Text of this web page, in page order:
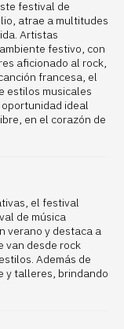
festival de
atrae a multitudes
Artistas
festivo, con
aficionado al rock,
francesa, el
estilos musicales
ideal
en el corazón de
el festival
de música
verano y destaca a
van desde rock
Además de
y talleres, brindando